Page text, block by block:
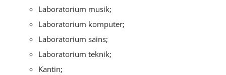
Laboratorium musik;
Laboratorium komputer;
Laboratorium sains;
Laboratorium teknik;
Kantin;